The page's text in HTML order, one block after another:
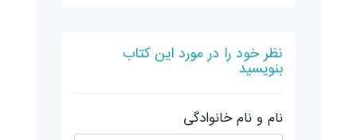
نظر خود را در مورد این کتاب
بنویسید
نام و نام خانوادگی